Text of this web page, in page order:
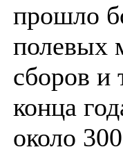
прошло
полевых
сборов и
конца
около